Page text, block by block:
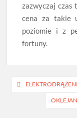
zazwyczaj czas
cena za takie
poziomie i z
fortuny.
Nawigacja